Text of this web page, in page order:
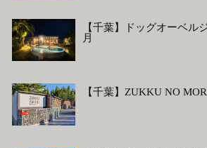
【千葉】ドッグオーベル
月
【千葉】ZUKKU NO